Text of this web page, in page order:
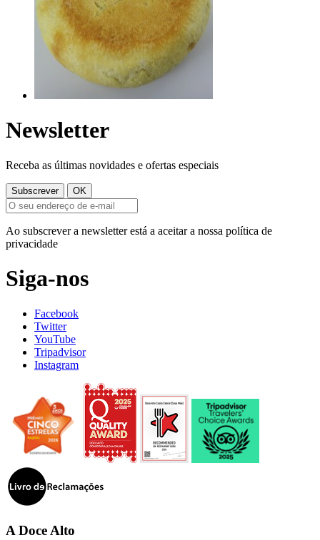
Newsletter
Receba as últimas novidades e ofertas especiais
Ao subscrever a newsletter está a aceitar a nossa política de
privacidade
Siga-nos
Facebook
Twitter
YouTube
Tripadvisor
Instagram
A Doce Alto